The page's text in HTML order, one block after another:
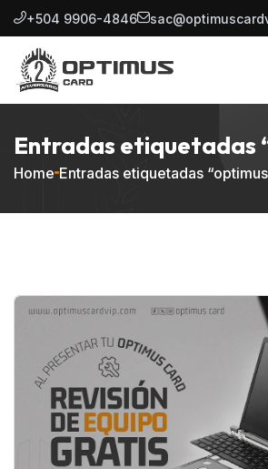
+504 9906-4846
Entradas etiquetadas
Home Entradas etiquetadas